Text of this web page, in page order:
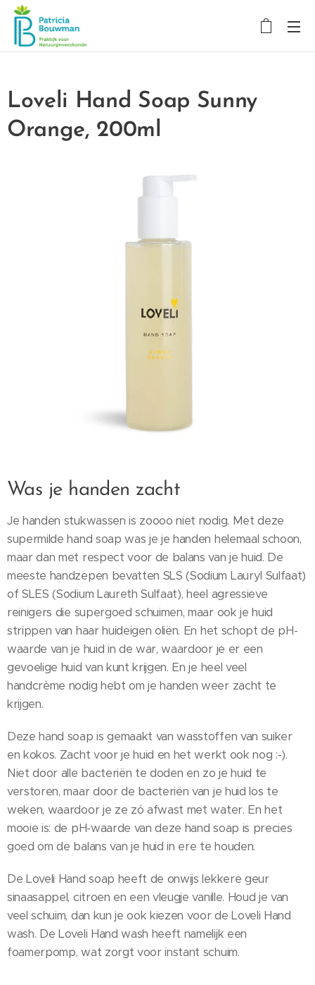
Loveli Hand Soap Sunny
Orange, 200ml
Was je handen zacht
Je handen stukwassen is zoooo niet nodig. Met deze
supermilde hand soap was je je handen helemaal schoon,
maar dan met respect voor de balans van je huid. De
meeste handzepen bevatten SLS (Sodium Lauryl Sulfaat)
of SLES (Sodium Laureth Sulfaat), heel agressieve
reinigers die supergoed schuimen, maar ook je huid
strippen van haar huideigen oliën. En het schopt de pH-
waarde van je huid in de war, waardoor je er een
gevoelige huid van kunt krijgen. En je heel veel
handcrème nodig hebt om je handen weer zacht te
krijgen.
Deze hand soap is gemaakt van wasstoffen van suiker
en kokos. Zacht voor je huid en het werkt ook nog :-).
Niet door alle bacteriën te doden en zo je huid te
verstoren, maar door de bacteriën van je huid los te
weken, waardoor je ze zó afwast met water. En het
mooie is: de pH-waarde van deze hand soap is precies
goed om de balans van je huid in ere te houden.
De Loveli Hand soap heeft de onwijs lekkere geur
sinaasappel, citroen en een vleugje vanille. Houd je van
veel schuim, dan kun je ook kiezen voor de Loveli Hand
wash. De Loveli Hand wash heeft namelijk een
foamerpomp, wat zorgt voor instant schuim.